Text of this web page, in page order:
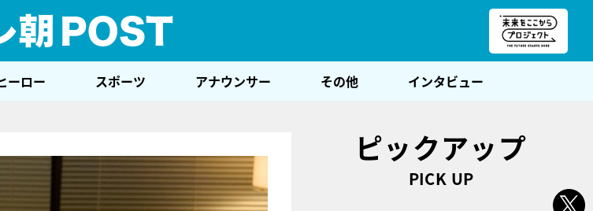
ーロー スポーツ アナウンサー その他 インタビュー
ピックアップ
PICK UP